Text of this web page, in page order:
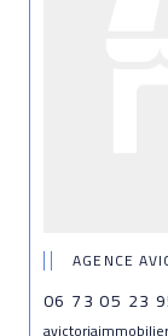
AGENCE
06 73 05 23